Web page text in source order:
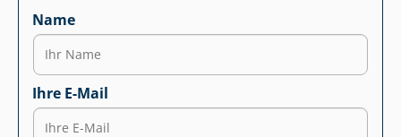
Name
Ihre E-Mail